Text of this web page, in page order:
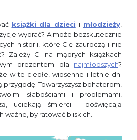
książki dla dzieci i młodzieży
wybrać? A może bezskutecznie
historii, które Cię zauroczą i nie
Zależy Ci na mądrych książkach
prezentem dla najmłodszych?
w te ciepłe, wiosenne i letnie dni
przygodę. Towarzyszysz bohaterom,
słabościami i problemami,
uciekają śmierci i poświęcają
ważne, by ratować bliskich.